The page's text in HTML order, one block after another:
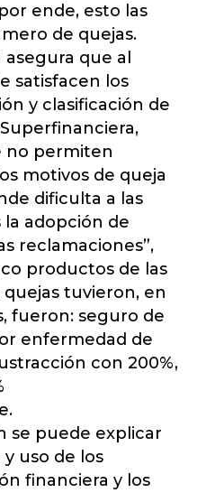
ende, esto las
de quejas.
que al
satisfacen los
y clasificación de
no permiten
motivos de queja
dificulta a las
adopción de
reclamaciones”,
productos de las
tuvieron, en
fueron: seguro de
enfermedad de
con 200%,
se puede explicar
uso de los
financiera y los